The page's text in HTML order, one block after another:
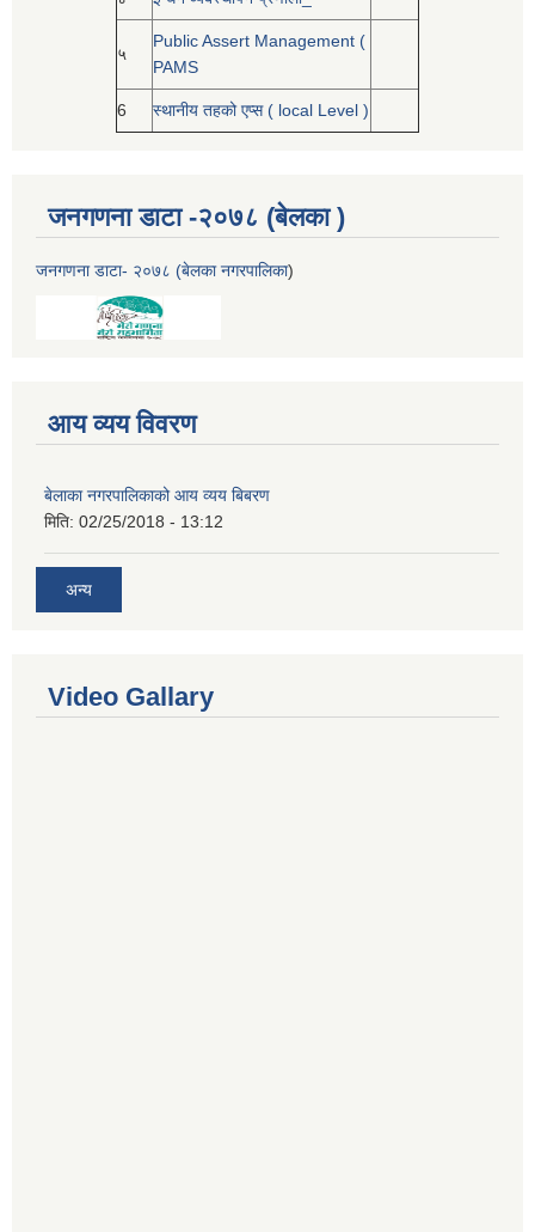
५
Public Assert Management (
PAMS
6 स्थानीय तहको एप्स ( local Level )
जनगणना डाटा -२०७८ (बेलका )
जनगणना डाटा- २०७८ (बेलका नगरपालिका)
आय व्यय विवरण
बेलाका नगरपालिकाको आय व्यय बिबरण
मिति: 02/25/2018 - 13:12
अन्य
Video Gallary